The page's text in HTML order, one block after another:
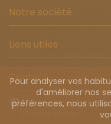
Pour analyser vos
d'améliorer nos
préférences, nous
Notre société
Liens utiles
Contact
Marchand approuvé